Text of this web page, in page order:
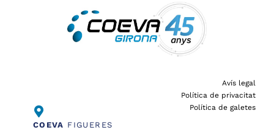
Avís legal
Política de privacitat
Política de galetes
COEVA FIGUERES